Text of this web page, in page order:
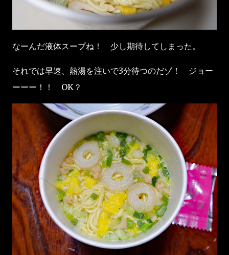
なーんだ液体スープね！ 少し期待してしまった。
それでは早速、熱湯を注いで3分待つのだゾ！ ジョー
ーーー！！ OK？